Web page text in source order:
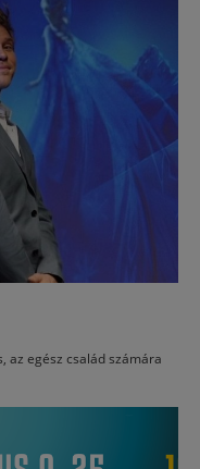
az egész család számára